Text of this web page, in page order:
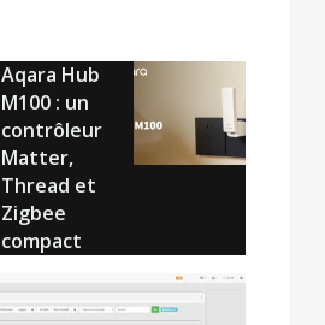
Aqara Hub
M100 : un
contrôleur
Matter,
Thread et
Zigbee
compact